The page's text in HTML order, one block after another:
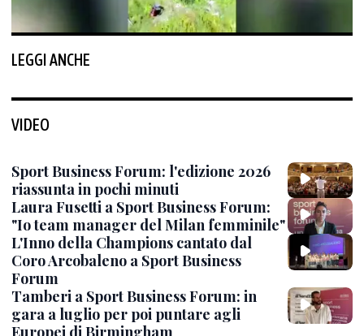
LEGGI ANCHE
VIDEO
Sport Business Forum: l'edizione 2026
riassunta in pochi minuti
Laura Fusetti a Sport Business Forum:
"Io team manager del Milan femminile"
L'Inno della Champions cantato dal
Coro Arcobaleno a Sport Business
Forum
Tamberi a Sport Business Forum: in
gara a luglio per poi puntare agli